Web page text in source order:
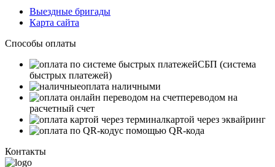
Выездные бригады
Карта сайта
Способы оплаты
СБП (система
быстрых платежей)
оплата наличными
переводом на
расчетный счет
картой через эквайринг
с помощью QR-кода
Контакты